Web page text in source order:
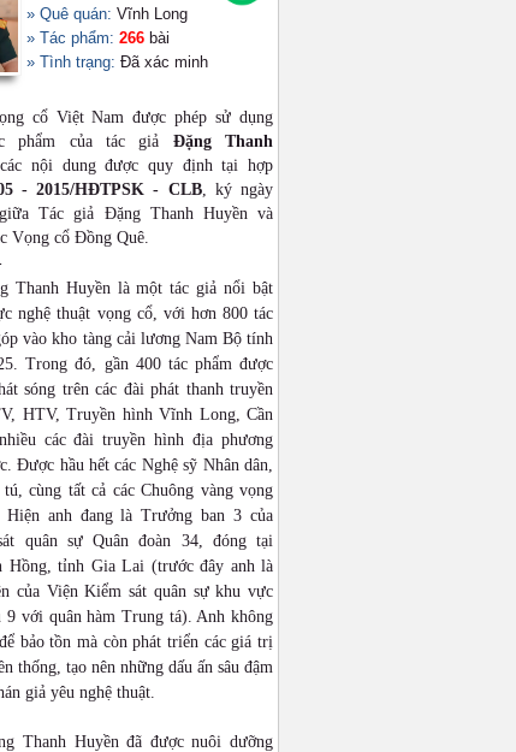
» Quê quán: Vĩnh Long
» Tác phẩm: 266 bài
» Tình trạng: Đã xác minh
cổ Việt Nam được phép sử dụng
phẩm của tác giả Đặng Thanh
nội dung được quy định tại hợp
- 2015/HĐTPSK - CLB, ký ngày
Tác giả Đặng Thanh Huyền và
Vọng cổ Đồng Quê.
Thanh Huyền là một tác giả nổi bật
nghệ thuật vọng cổ, với hơn 800 tác
vào kho tàng cải lương Nam Bộ tính
Trong đó, gần 400 tác phẩm được
sóng trên các đài phát thanh truyền
HTV, Truyền hình Vĩnh Long, Cần
các đài truyền hình địa phương
Được hầu hết các Nghệ sỹ Nhân dân,
cùng tất cả các Chuông vàng vọng
Hiện anh đang là Trưởng ban 3 của
quân sự Quân đoàn 34, đóng tại
Hồng, tỉnh Gia Lai (trước đây anh là
của Viện Kiểm sát quân sự khu vực
9 với quân hàm Trung tá). Anh không
bảo tồn mà còn phát triển các giá trị
thống, tạo nên những dấu ấn sâu đậm
giả yêu nghệ thuật.
Thanh Huyền đã được nuôi dưỡng